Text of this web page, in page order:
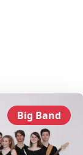
Big Band